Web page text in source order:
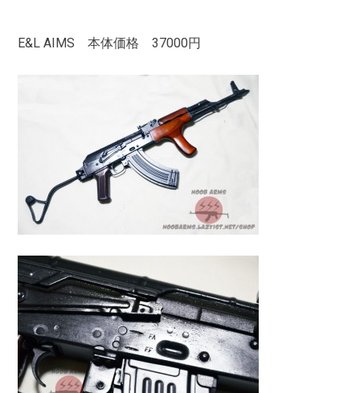
E&L AIMS 本体価格 37000円